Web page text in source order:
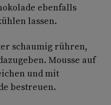
ebenfalls
lassen.
schaumig rühren,
Mousse auf
und mit
bestreuen.